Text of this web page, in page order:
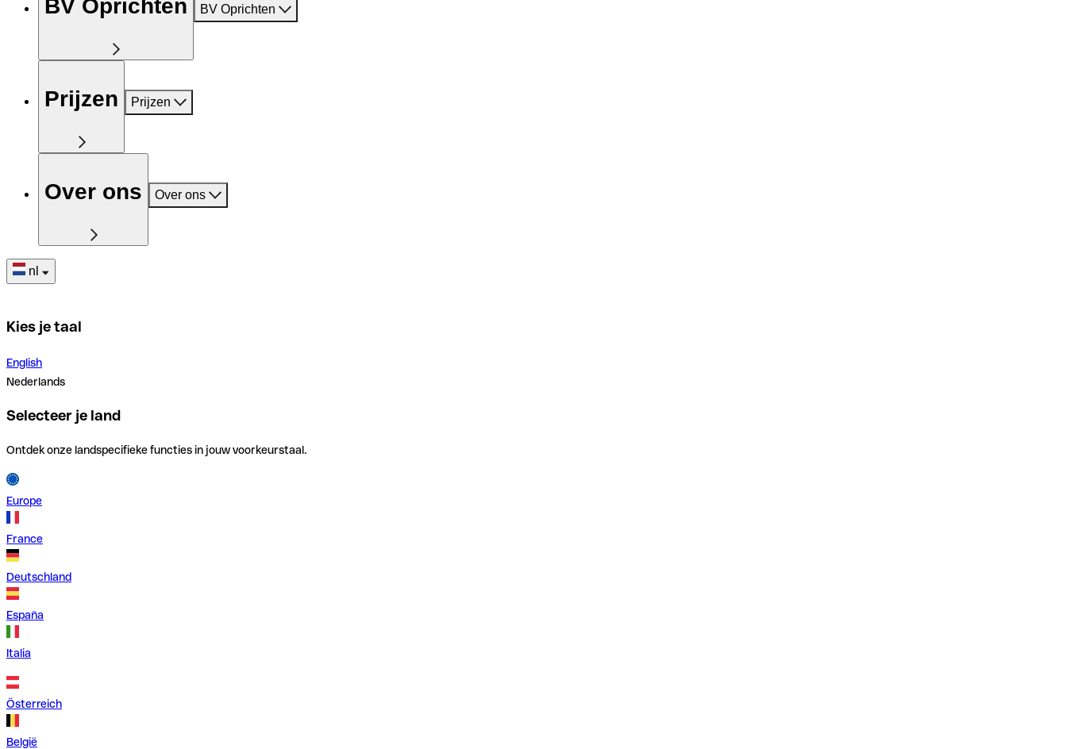
BV Oprichten BV Oprichten
Prijzen Prijzen
Over ons Over ons
nl
Kies je taal
English
Nederlands
Selecteer je land
Ontdek onze landspecifieke functies in jouw voorkeurstaal.
Europe
France
Deutschland
España
Italia
Österreich
België